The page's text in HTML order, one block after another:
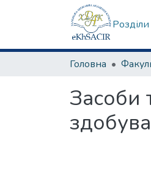
Розділи
Головна
Засоби